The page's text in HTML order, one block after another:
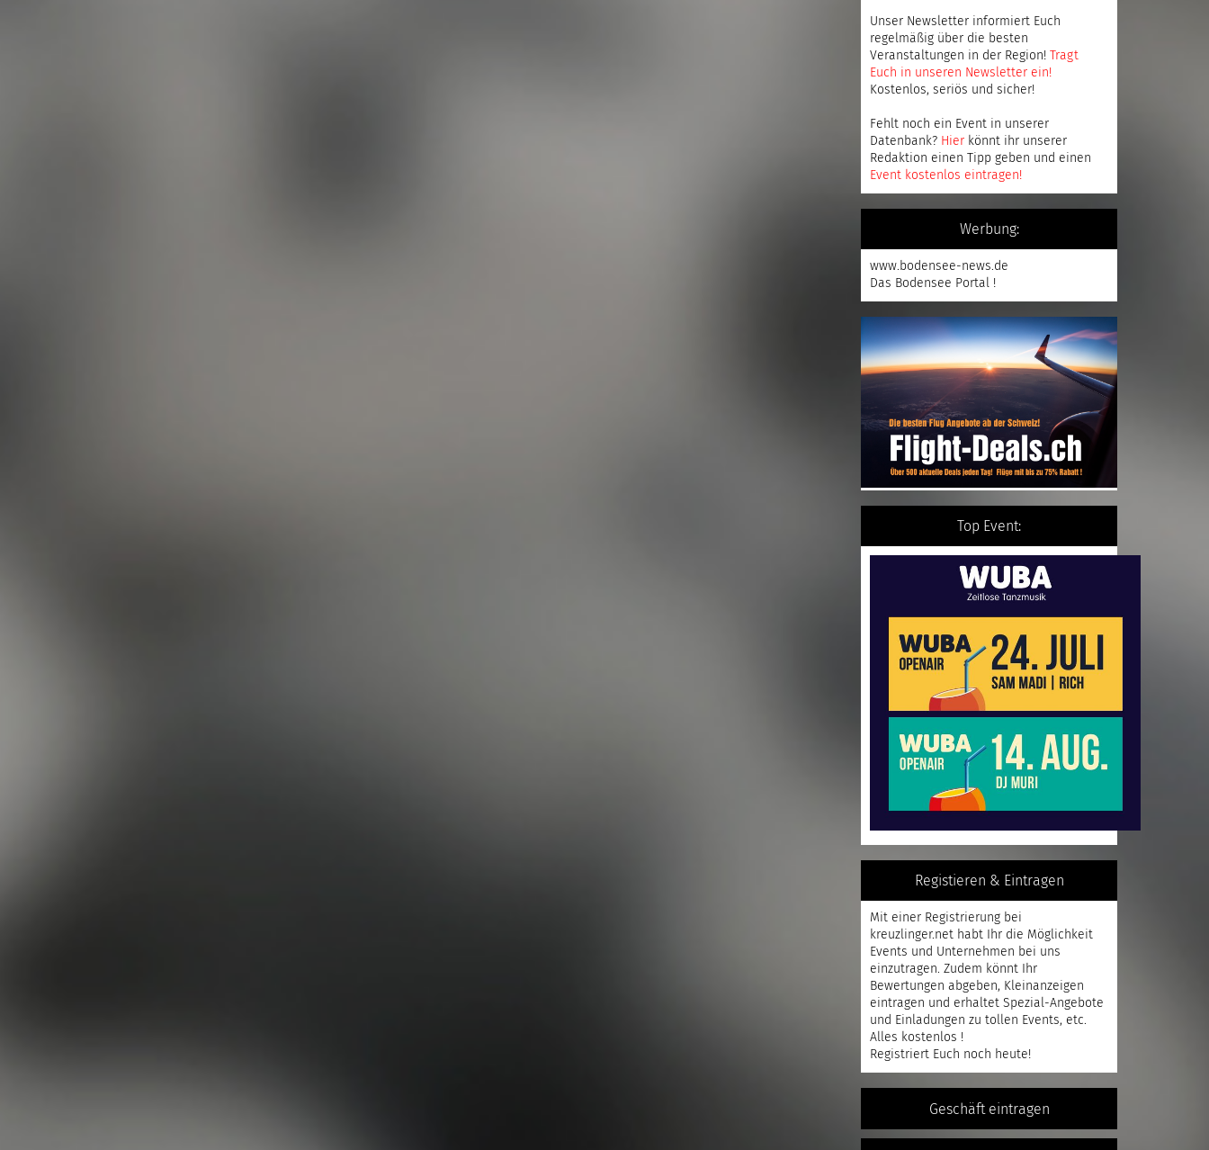
Unser Newsletter informiert Euch
regelmäßig über die besten
Veranstaltungen in der Region! Tragt
Euch in unseren Newsletter ein!
Kostenlos, seriös und sicher!
Fehlt noch ein Event in unserer
Datenbank? Hier könnt ihr unserer
Redaktion einen Tipp geben und einen
Event kostenlos eintragen!
Werbung:
www.bodensee-news.de
Das Bodensee Portal !
Top Event:
Registieren & Eintragen
Mit einer Registrierung bei
kreuzlinger.net habt Ihr die Möglichkeit
Events und Unternehmen bei uns
einzutragen. Zudem könnt Ihr
Bewertungen abgeben, Kleinanzeigen
eintragen und erhaltet Spezial-Angebote
und Einladungen zu tollen Events, etc.
Alles kostenlos !
Registriert Euch noch heute!
Geschäft eintragen